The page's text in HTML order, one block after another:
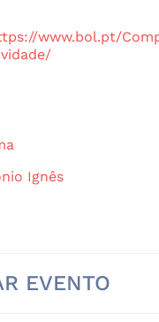
www.bol.pt/
Ignês
EVENTO